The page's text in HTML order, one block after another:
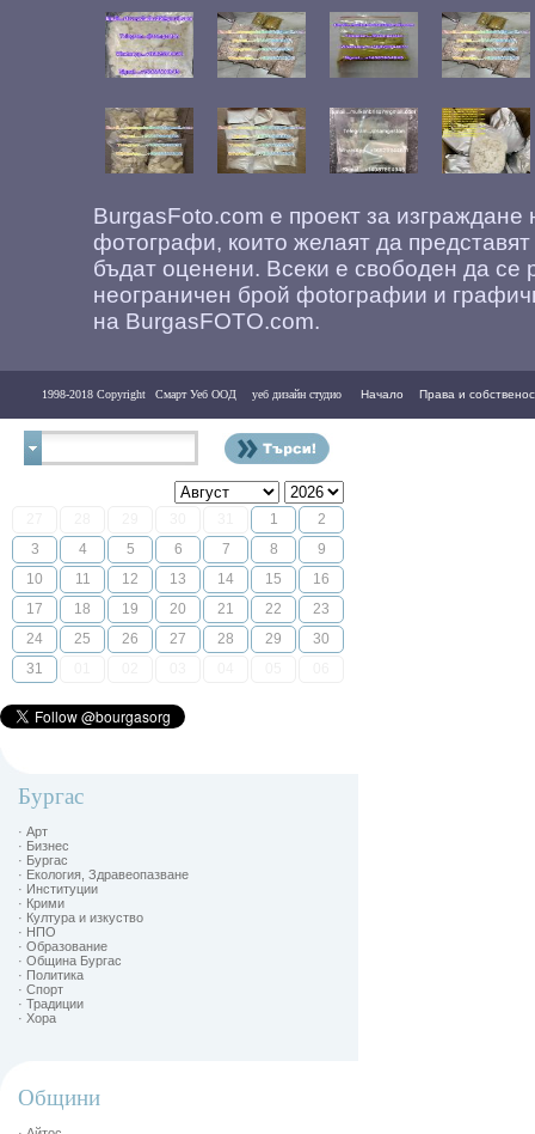
BurgasFoto.com е проект за
фотографи, които желаят да
бъдат оценени. Всеки е свободен да се
неограничен брой фоtографии и
на BurgasFOTO.com.
1998-2018 Copyright Смарт Уеб ООД уеб дизайн студио Начало Права и
1
2
3
4 5 6 7 8
9
10
11 12 13 14 15
16
17
18 19 20 21 22
23
24
25 26 27 28 29
30
31
Бургас
· Арт
· Бизнес
· Бургас
· Екология, Здравеопазване
· Институции
· Крими
· Култура и изкуство
· НПО
· Образование
· Община Бургас
· Политика
· Спорт
· Традиции
· Хора
Общини